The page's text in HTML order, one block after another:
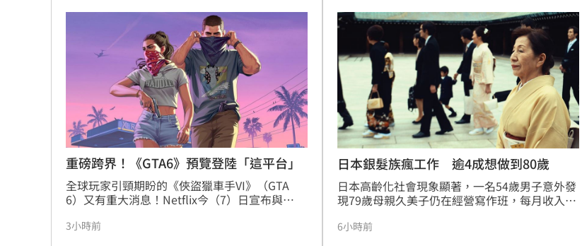
韓足協爆性招待外籍裁判！7場比賽5勝2和
本土女星遭經紀人侵犯 他反嗆：沒伸舌頭
他沒異狀卻動脈硬化！醫示警：8類人小心 11:04
全國首創「高溫微型保險」 台南7月試辦 11:00
明知疫苗採購難！沈伯洋嗆蔣萬安造謠 11:00
獨／身高173！排球女神十一挑戰mini徵選 11:00
擋暴衝特斯拉「救很多人」賓士車主身分曝 10:59
林逸欣首個無父父親節 診所熄燈爆排隊潮 10:58
重磅跨界！《GTA6》預覽登陸「這平台」
全球玩家引頸期盼的《俠盜獵車手VI》（GTA
6）又有重大消息！Netflix今（7）日宣布與
月28日上午3點，在Netflix平台搶先首播《GTA
3小時前
日本銀髮族瘋工作 逾4成想做到80歲
日本高齡化社會現象顯著，一名54歲男子意外發
現79歲母親久美子仍在經營寫作班，每月收入高
援的誤會。久美子表示，工作不僅為收入，更是
6小時前